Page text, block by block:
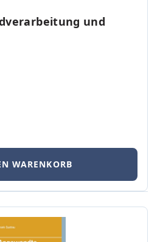
von 5 von 5 Sternen
und
WARENKORB